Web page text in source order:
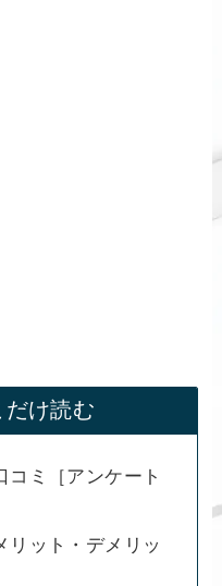
け読む
コミ［アンケート
リット・デメリッ